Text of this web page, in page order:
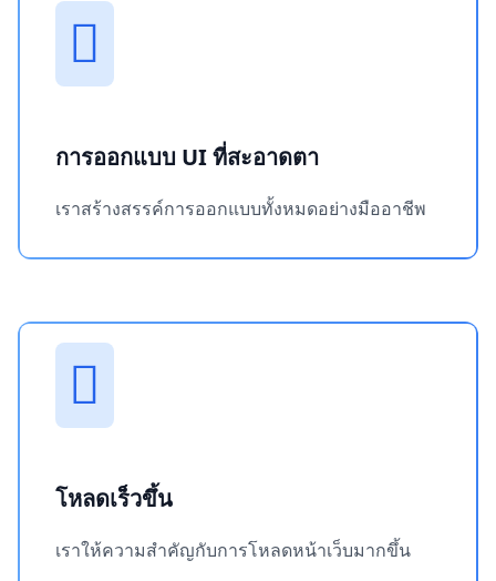
การออกแบบ UI ที่สะอาดตา
เราสร้างสรรค์การออกแบบทั้งหมดอย่างมืออาชีพ
โหลดเร็วขึ้น
เราให้ความสำคัญกับการโหลดหน้าเว็บมากขึ้น